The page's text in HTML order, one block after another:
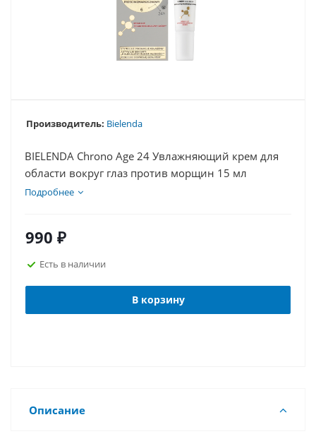
Производитель: Bielenda
BIELENDA Chrono Age 24 Увлажняющий крем для
области вокруг глаз против морщин 15 мл
Подробнее
990 ₽
Есть в наличии
В корзину
Описание